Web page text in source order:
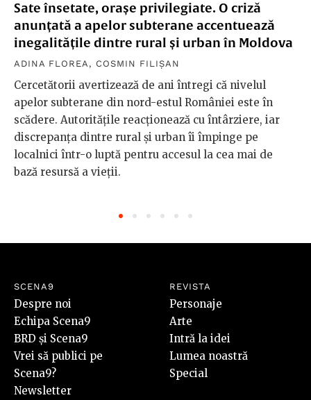
Sate însetate, orașe privilegiate. O criză
anunțată a apelor subterane accentuează
inegalitățile dintre rural și urban în Moldova
ADINA FLOREA , COSMIN FILIȘAN
Cercetătorii avertizează de ani întregi că nivelul
apelor subterane din nord-estul României este în
scădere. Autoritățile reacționează cu întârziere, iar
discrepanța dintre rural și urban îi împinge pe
localnici într-o luptă pentru accesul la cea mai de
bază resursă a vieții.
SCENA9
Despre noi
Echipa Scena9
BRD și Scena9
Vrei să publici pe
Scena9?
Newsletter
REVISTA
Personaje
Arte
Intră la idei
Lumea noastră
Special